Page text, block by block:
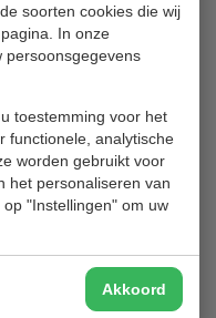
soorten cookies die wij
In onze
persoonsgegevens
toestemming voor het
functionele, analytische
worden gebruikt voor
het personaliseren van
"Instellingen" om uw
Akkoord